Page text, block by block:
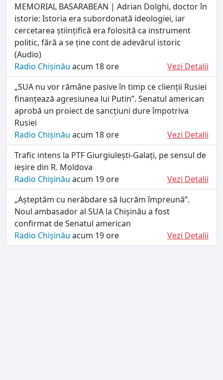
MEMORIAL BASARABEAN | Adrian Dolghi, doctor în
istorie: Istoria era subordonată ideologiei, iar
cercetarea științifică era folosită ca instrument
politic, fără a se ține cont de adevărul istoric
(Audio)
Radio Chișinău acum 18 ore
Vezi Detalii
„SUA nu vor rămâne pasive în timp ce clienții Rusiei
finanțează agresiunea lui Putin”. Senatul american
aprobă un proiect de sancțiuni dure împotriva
Rusiei
Radio Chișinău acum 18 ore
Vezi Detalii
Trafic intens la PTF Giurgiulești-Galați, pe sensul de
ieșire din R. Moldova
Radio Chișinău acum 19 ore
Vezi Detalii
„Așteptăm cu nerăbdare să lucrăm împreună”.
Noul ambasador al SUA la Chișinău a fost
confirmat de Senatul american
Radio Chișinău acum 19 ore Vezi Detalii